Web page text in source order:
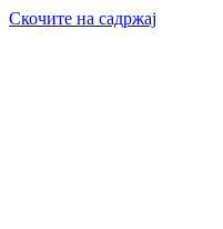
Скочите на садржај